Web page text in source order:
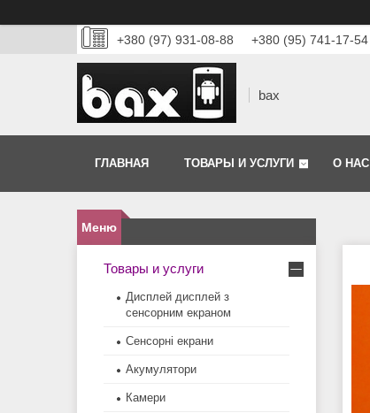
+380 (97) 931-08-88 +380 (95) 741-17-54
bax
ГЛАВНАЯ ТОВАРЫ И УСЛУГИ О НАС
Товары и услуги
Дисплей дисплей з
сенсорним екраном
Сенсорні екрани
Акумулятори
Камери